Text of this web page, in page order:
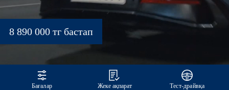
8 890 000 тг бастап
Бағалар Жеке ақпарат Тест-драйвқа